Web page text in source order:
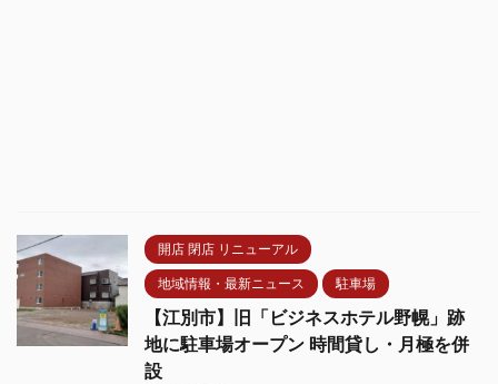
開店 閉店 リニューアル
地域情報・最新ニュース 駐車場
【江別市】旧「ビジネスホテル野幌」跡
地に駐車場オープン 時間貸し・月極を併
設